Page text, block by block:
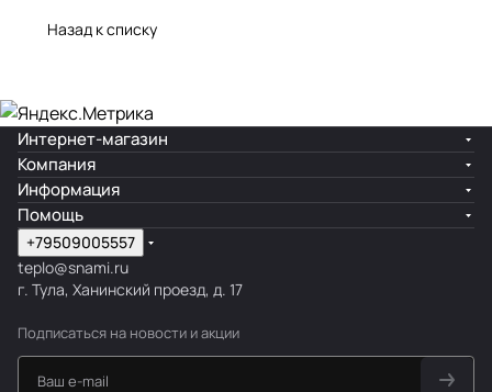
Назад к списку
Интернет-магазин
Компания
Информация
Помощь
+79509005557
teplo@snami.ru
г. Тула, Ханинский проезд, д. 17
Подписаться на новости и акции